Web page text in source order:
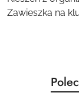
Zawieszka na
Pomiń
o